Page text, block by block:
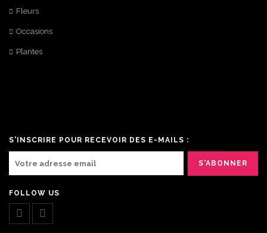
Fleurs
Occasions
Plantes
S'INSCRIRE POUR RECEVOIR DES E-MAILS :
FOLLOW US